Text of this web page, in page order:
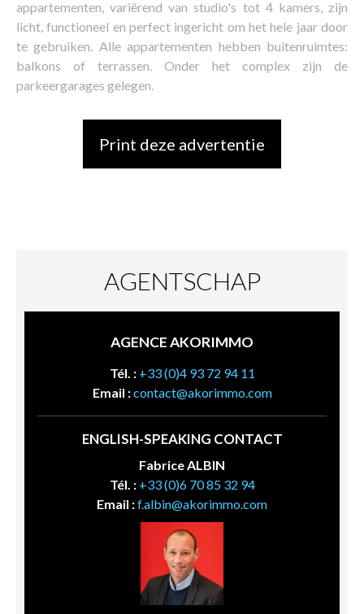
appartementen, variërend van studio's tot 4 kamers, zijn
licht, functioneel en perfect ingericht om het hele jaar door
te gebruiken. Alle appartementen hebben buitenruimtes:
balkons of terrassen. Onder het complex zijn de
parkeergarages gelegen.
Print deze advertentie
AGENTSCHAP
AGENCE AKORIMMO
Tél. : +33 (0)4 93 72 94 11
Email :contact@akorimmo.com
ENGLISH-SPEAKING CONTACT
Fabrice ALBIN
Tél. : +33 (0)6 70 85 32 94
Email :f.albin@akorimmo.com